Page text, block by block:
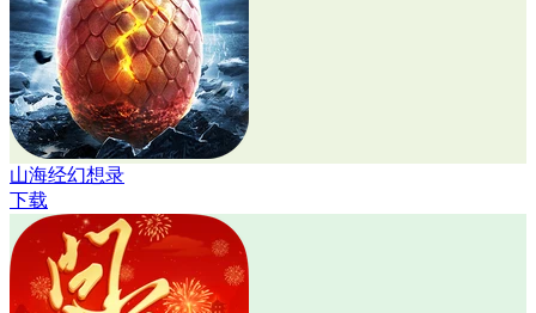
山海经幻想录
下载